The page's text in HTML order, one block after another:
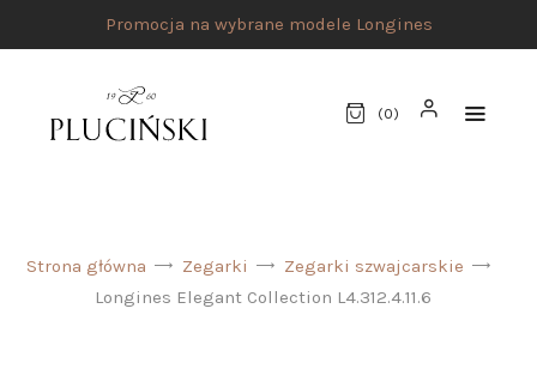
Promocja na wybrane modele Longines
(0)
UMÓW SPOTKANIE
Strona główna Zegarki
Zegarki szwajcarskie
Longines Elegant Collection L4.312.4.11.6